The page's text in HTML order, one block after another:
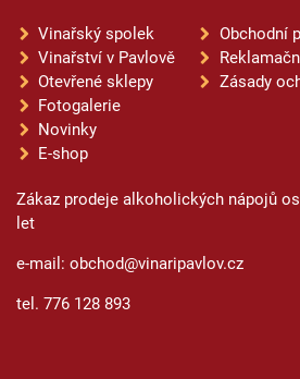
Vinařský spolek
Vinařství v Pavlově
Otevřené sklepy
Fotogalerie
Novinky
E-shop
Obchodní
Zásady
Zákaz prodeje alkoholických nápojů
let
e-mail: obchod@vinaripavlov.cz
tel. 776 128 893